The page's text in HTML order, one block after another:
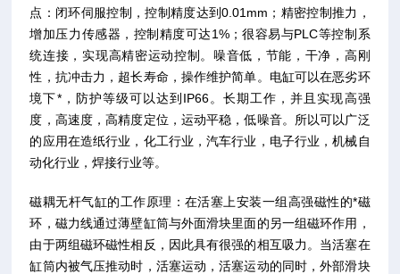
点：闭环伺服控制，控制精度达到0.01mm；精密控制推力，
增加压力传感器，控制精度可达1%；很容易与PLC等控制系
统连接，实现高精密运动控制。噪音低，节能，干净，高刚
性，抗冲击力，超长寿命，操作维护简单。电缸可以在恶劣环
境下*，防护等级可以达到IP66。长期工作，并且实现高强
度，高速度，高精度定位，运动平稳，低噪音。所以可以广泛
的应用在造纸行业，化工行业，汽车行业，电子行业，机械自
动化行业，焊接行业等。
磁耦无杆气缸的工作原理：在活塞上安装一组高强磁性的*磁
环，磁力线通过薄壁缸筒与外面滑块里面的另一组磁环作用，
由于两组磁环磁性相反，因此具有很强的相互吸力。当活塞在
缸筒内被气压推动时，活塞运动，活塞运动的同时，外部滑块